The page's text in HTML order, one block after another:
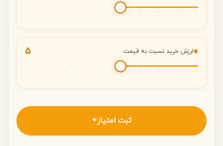
◉ارزش خرید نسبت به قیمت 5
ثبت امتیاز ✦